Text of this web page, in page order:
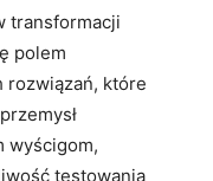
transformacji
polem
rozwiązań, które
wyścigom,
testowania